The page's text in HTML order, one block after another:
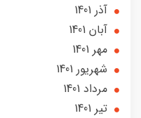
آذر 1401
آبان 1401
مهر 1401
شهریور 1401
مرداد 1401
تير 1401